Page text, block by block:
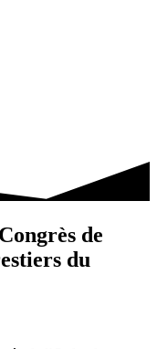
de
du